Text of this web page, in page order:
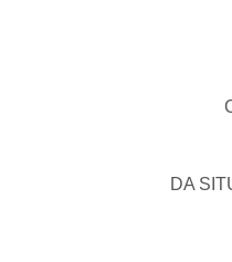
DA